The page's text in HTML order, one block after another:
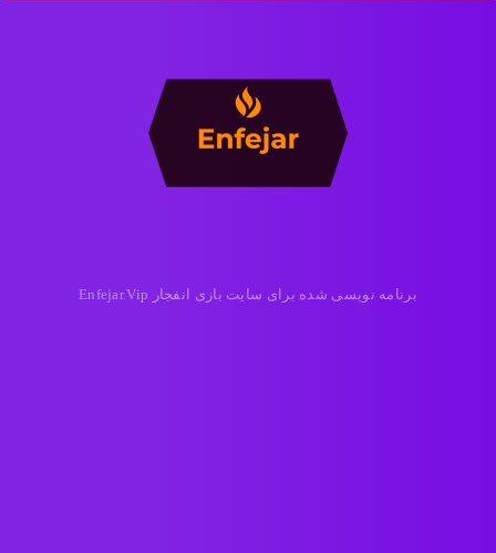
برنامه نویسی شده برای سایت بازی انفجار Enfejar.Vip